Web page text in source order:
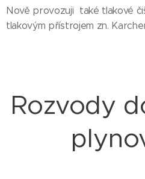
Nově provozuji také tlakové
tlakovým přístrojem zn.
Rozvody